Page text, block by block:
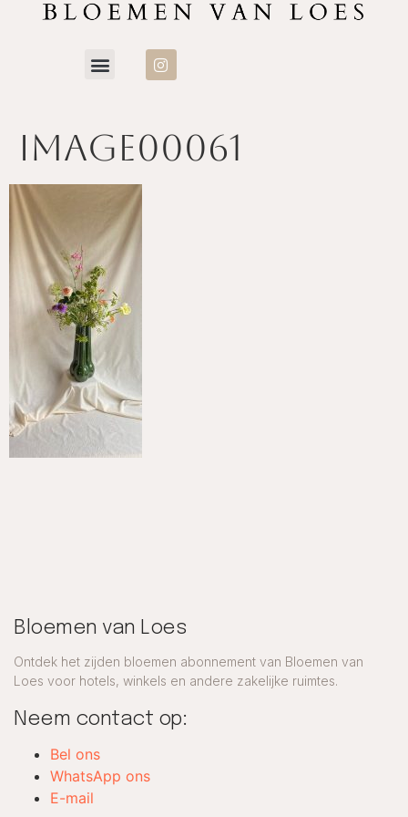
image00061
Bloemen van Loes
Ontdek het zijden bloemen abonnement van Bloemen van
Loes voor hotels, winkels en andere zakelijke ruimtes.
Neem contact op:
Bel ons
WhatsApp ons
E-mail